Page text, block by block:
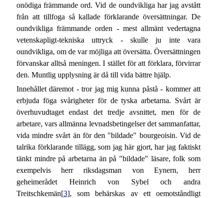
onödiga främmande ord. Vid de oundvikliga har jag avstått
från att tillfoga så kallade förklarande översättningar. De
oundvikliga främmande orden - mest allmänt vedertagna
vetenskapligt-tekniska uttryck - skulle ju inte vara
oundvikliga, om de var möjliga att översätta. Översättningen
förvanskar alltså meningen. I stället för att förklara, förvirrar
den. Muntlig upplysning är då till vida bättre hjälp.
Innehållet däremot - tror jag mig kunna påstå - kommer att
erbjuda föga svårigheter för de tyska arbetarna. Svårt är
överhuvudtaget endast det tredje avsnittet, men för de
arbetare, vars allmänna levnadsbetingelser det sammanfattar,
vida mindre svårt än för den "bildade" bourgeoisin. Vid de
talrika förklarande tillägg, som jag här gjort, har jag faktiskt
tänkt mindre på arbetarna än på "bildade" läsare, folk som
exempelvis herr riksdagsman von Eynern, herr
geheimerådet Heinrich von Sybel och andra
Treitschkemän[3], som behärskas av ett oemotståndligt